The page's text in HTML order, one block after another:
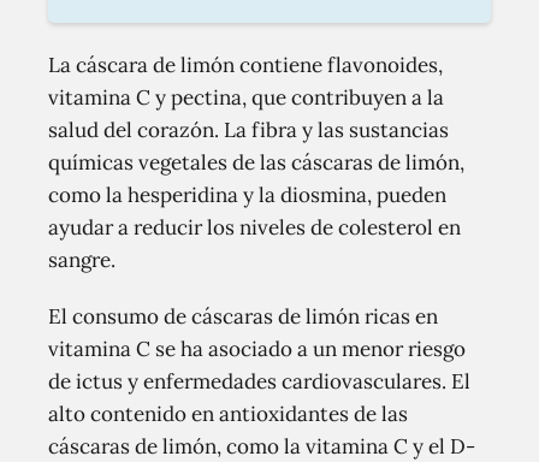
La cáscara de limón contiene flavonoides,
vitamina C y pectina, que contribuyen a la
salud del corazón. La fibra y las sustancias
químicas vegetales de las cáscaras de limón,
como la hesperidina y la diosmina, pueden
ayudar a reducir los niveles de colesterol en
sangre.
El consumo de cáscaras de limón ricas en
vitamina C se ha asociado a un menor riesgo
de ictus y enfermedades cardiovasculares. El
alto contenido en antioxidantes de las
cáscaras de limón, como la vitamina C y el D-